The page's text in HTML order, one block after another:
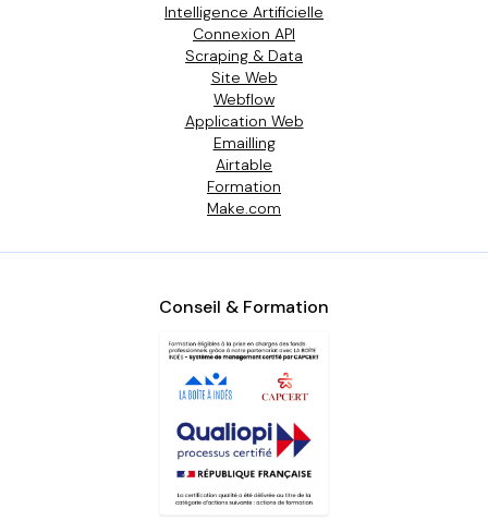
Intelligence Artificielle
Connexion API
Scraping & Data
Site Web
Webflow
Application Web
Emailling
Airtable
Formation
Make.com
Conseil & Formation